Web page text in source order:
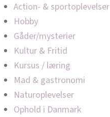
Action- & sportoplevelser
Hobby
Gåder/mysterier
Kultur & Fritid
Kursus / læring
Mad & gastronomi
Naturoplevelser
Ophold i Danmark